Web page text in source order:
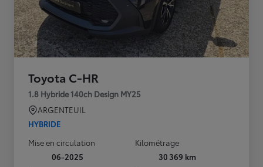
Toyota C-HR
1.8 Hybride 140ch Design MY25
ARGENTEUIL
HYBRIDE
Mise en circulation
06-2025
Kilométrage
30 369 km